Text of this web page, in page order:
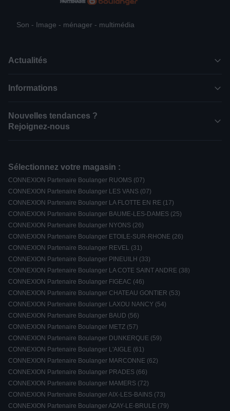
Son - Image - ménager - multimédia
Actualités
Informations
Nouvelles tendances ?
Rejoignez-nous
Sélectionnez votre magasin :
CONNEXION Partenaire Boulanger RUOMS (07)
CONNEXION Partenaire Boulanger LES VANS (07)
CONNEXION Partenaire Boulanger LA FLOTTE EN RE (17)
CONNEXION Partenaire Boulanger BAUME-LES-DAMES (25)
CONNEXION Partenaire Boulanger NYONS (26)
CONNEXION Partenaire Boulanger ETOILE-SUR-RHONE (26)
CONNEXION Partenaire Boulanger REVEL (31)
CONNEXION Partenaire Boulanger PINEUILH (33)
CONNEXION Partenaire Boulanger LA COTE SAINT ANDRE (38)
CONNEXION Partenaire Boulanger FIGEAC (46)
CONNEXION Partenaire Boulanger CHATEAU GONTIER (53)
CONNEXION Partenaire Boulanger LAXOU NANCY (54)
CONNEXION Partenaire Boulanger BAUD (56)
CONNEXION Partenaire Boulanger METZ (57)
CONNEXION Partenaire Boulanger DUNKERQUE (59)
CONNEXION Partenaire Boulanger L'AIGLE (61)
CONNEXION Partenaire Boulanger MARCONNE (62)
CONNEXION Partenaire Boulanger PRADES (66)
CONNEXION Partenaire Boulanger MAMERS (72)
CONNEXION Partenaire Boulanger AIX-LES-BAINS (73)
CONNEXION Partenaire Boulanger AZAY-LE-BRULE (79)